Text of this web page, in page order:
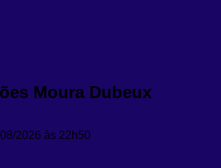
Moura Dubeux
2026 às 22h50